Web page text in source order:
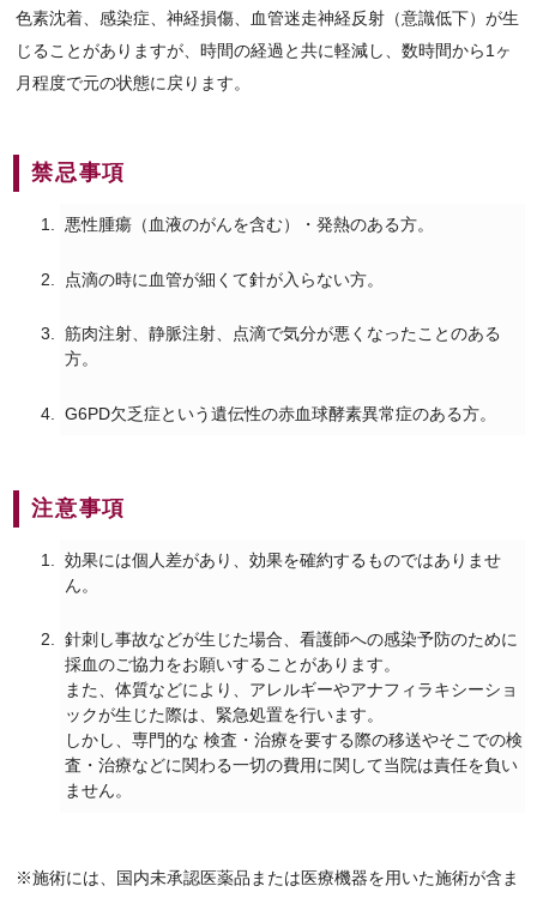
色素沈着、感染症、神経損傷、血管迷走神経反射（意識低下）が生
じることがありますが、時間の経過と共に軽減し、数時間から1ヶ
月程度で元の状態に戻ります。
禁忌事項
悪性腫瘍（血液のがんを含む）・発熱のある方。
点滴の時に血管が細くて針が入らない方。
筋肉注射、静脈注射、点滴で気分が悪くなったことのある
方。
G6PD欠乏症という遺伝性の赤血球酵素異常症のある方。
注意事項
効果には個人差があり、効果を確約するものではありませ
ん。
針刺し事故などが生じた場合、看護師への感染予防のために
採血のご協力をお願いすることがあります。
また、体質などにより、アレルギーやアナフィラキシーショ
ックが生じた際は、緊急処置を行います。
しかし、専門的な 検査・治療を要する際の移送やそこでの検
査・治療などに関わる一切の費用に関して当院は責任を負い
ません。
※施術には、国内未承認医薬品または医療機器を用いた施術が含ま